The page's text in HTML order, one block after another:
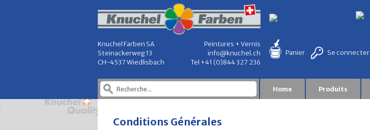
Knuchel Farben SA
Steinackerweg 13
CH-4537 Wiedlisbach
Peintures + Vernis
info@knuchel.ch
Tel +41 (0)844 327 236
Panier Se connecter
Home Produits
Conditions Générales